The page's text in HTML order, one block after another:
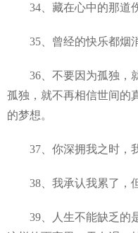
34、藏在心中的那道伤
35、曾经的快乐都烟消
36、不要因为孤独，就
孤独，就不再相信世间的
的梦想。
37、你深拥我之时，我
38、我承认我累了，但
39、人生不能缺乏的